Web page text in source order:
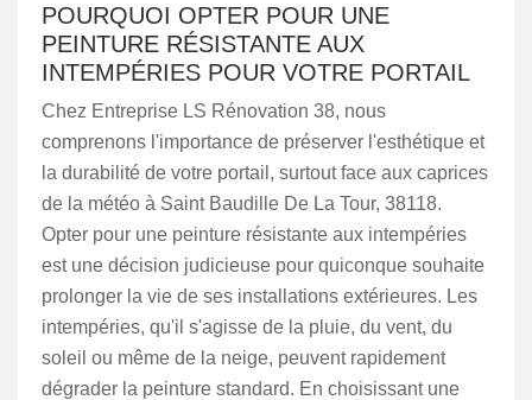
POURQUOI OPTER POUR UNE
PEINTURE RÉSISTANTE AUX
INTEMPÉRIES POUR VOTRE PORTAIL
Chez Entreprise LS Rénovation 38, nous
comprenons l'importance de préserver l'esthétique et
la durabilité de votre portail, surtout face aux caprices
de la météo à Saint Baudille De La Tour, 38118.
Opter pour une peinture résistante aux intempéries
est une décision judicieuse pour quiconque souhaite
prolonger la vie de ses installations extérieures. Les
intempéries, qu'il s'agisse de la pluie, du vent, du
soleil ou même de la neige, peuvent rapidement
dégrader la peinture standard. En choisissant une